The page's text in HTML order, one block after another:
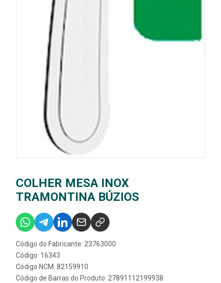
COLHER MESA INOX
TRAMONTINA BÚZIOS
Código do Fabricante: 23763000
Código: 16343
Código NCM: 82159910
Código de Barras do Produto: 27891112199938